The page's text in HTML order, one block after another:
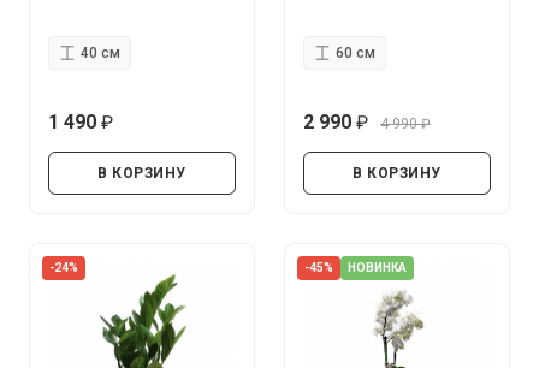
40 см
1 490
В КОРЗИНУ
60 см
2 990
4 990
В КОРЗИНУ
-24% -45% НОВИНКА